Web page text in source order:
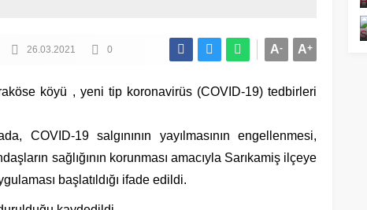
26.03.2021 0 A+
A-
köyü , yeni tip koronavirüs (COVID-19) tedbirleri
COVID-19 salgınının yayılmasının engellenmesi,
sağlığının korunması amacıyla Sarıkamiş ilçeye
başlatıldığı ifade edildi.